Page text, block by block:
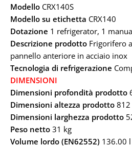
Modello CRX140S
Modello su etichetta CRX140
Dotazione 1 refrigerator, 1
Descrizione prodotto Frigorifero
pannello anteriore in acciaio inox
Tecnologia di refrigerazione
DIMENSIONI
Dimensioni profondità prodotto
Dimensioni altezza prodotto
Dimensioni larghezza prodotto
Peso netto 31 kg
Volume lordo (EN62552) 136.00 l